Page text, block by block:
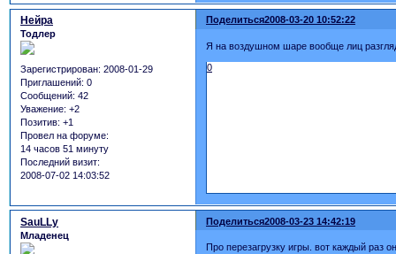
Поделиться2008-03-20 10:52:22
Нейра
Тодлер
Зарегистрирован: 2008-01-29
Приглашений: 0
Сообщений: 42
Уважение: +2
Позитив: +1
Провел на форуме:
14 часов 51 минуту
Последний визит:
2008-07-02 14:03:52
Я на воздушном шаре вообще лиц
0
Поделиться2008-03-23 14:42:19
SauLLy
Младенец
Про перезагрузку игры. вот каждый раз